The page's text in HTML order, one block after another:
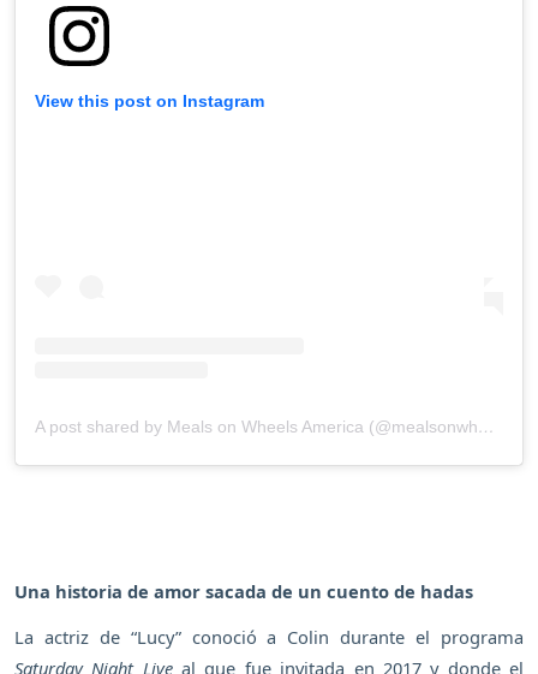
View this post on Instagram
A post shared by Meals on Wheels America (@mealsonwheelsamerica)
Una historia de amor sacada de un cuento de hadas
La actriz de “Lucy” conoció a Colin durante el programa
Saturday Night Liveal que fue invitada en 2017 y donde el